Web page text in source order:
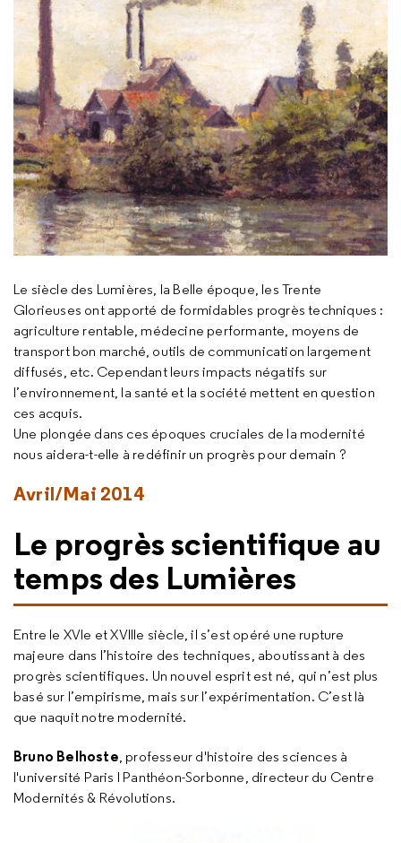
Le siècle des Lumières, la Belle époque, les Trente
Glorieuses ont apporté de formidables progrès techniques :
agriculture rentable, médecine performante, moyens de
transport bon marché, outils de communication largement
diffusés, etc. Cependant leurs impacts négatifs sur
l’environnement, la santé et la société mettent en question
ces acquis.
Une plongée dans ces époques cruciales de la modernité
nous aidera-t-elle à redéfinir un progrès pour demain ?
Avril/Mai 2014
Le progrès scientifique au
temps des Lumières
Entre le XVIe et XVIIIe siècle, il s’est opéré une rupture
majeure dans l’histoire des techniques, aboutissant à des
progrès scientifiques. Un nouvel esprit est né, qui n’est plus
basé sur l’empirisme, mais sur l’expérimentation. C’est là
que naquit notre modernité.
Bruno Belhoste, professeur d'histoire des sciences à
l'université Paris I Panthéon-Sorbonne, directeur du Centre
Modernités & Révolutions.